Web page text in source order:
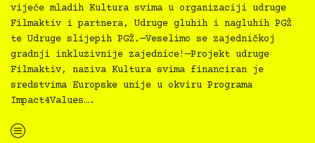
vijeće mladih Kultura svima u organizaciji udruge
Filmaktiv i partnera, Udruge gluhih i nagluhih PGŽ
te Udruge slijepih PGŽ.—Veselimo se zajedničkoj
gradnji inkluzivnije zajednice!—Projekt udruge
Filmaktiv, naziva Kultura svima financiran je
sredstvima Europske unije u okviru Programa
Impact4Values….
“Kultura svima — inkluzivna najava programa za Dječju kuću za ožujak 2024.”